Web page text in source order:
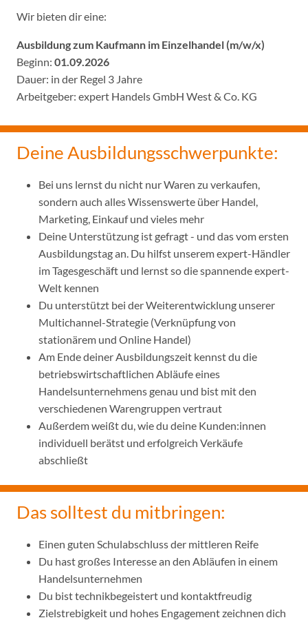
Wir bieten dir eine:
Ausbildung zum Kaufmann im Einzelhandel (m/w/x)
Beginn: 01.09.2026
Dauer: in der Regel 3 Jahre
Arbeitgeber: expert Handels GmbH West & Co. KG
Deine Ausbildungsschwerpunkte:
Bei uns lernst du nicht nur Waren zu verkaufen,
sondern auch alles Wissenswerte über Handel,
Marketing, Einkauf und vieles mehr
Deine Unterstützung ist gefragt - und das vom ersten
Ausbildungstag an. Du hilfst unserem expert-Händler
im Tagesgeschäft und lernst so die spannende expert-
Welt kennen
Du unterstützt bei der Weiterentwicklung unserer
Multichannel-Strategie (Verknüpfung von
stationärem und Online Handel)
Am Ende deiner Ausbildungszeit kennst du die
betriebswirtschaftlichen Abläufe eines
Handelsunternehmens genau und bist mit den
verschiedenen Warengruppen vertraut
Außerdem weißt du, wie du deine Kunden:innen
individuell berätst und erfolgreich Verkäufe
abschließt
Das solltest du mitbringen:
Einen guten Schulabschluss der mittleren Reife
Du hast großes Interesse an den Abläufen in einem
Handelsunternehmen
Du bist technikbegeistert und kontaktfreudig
Zielstrebigkeit und hohes Engagement zeichnen dich